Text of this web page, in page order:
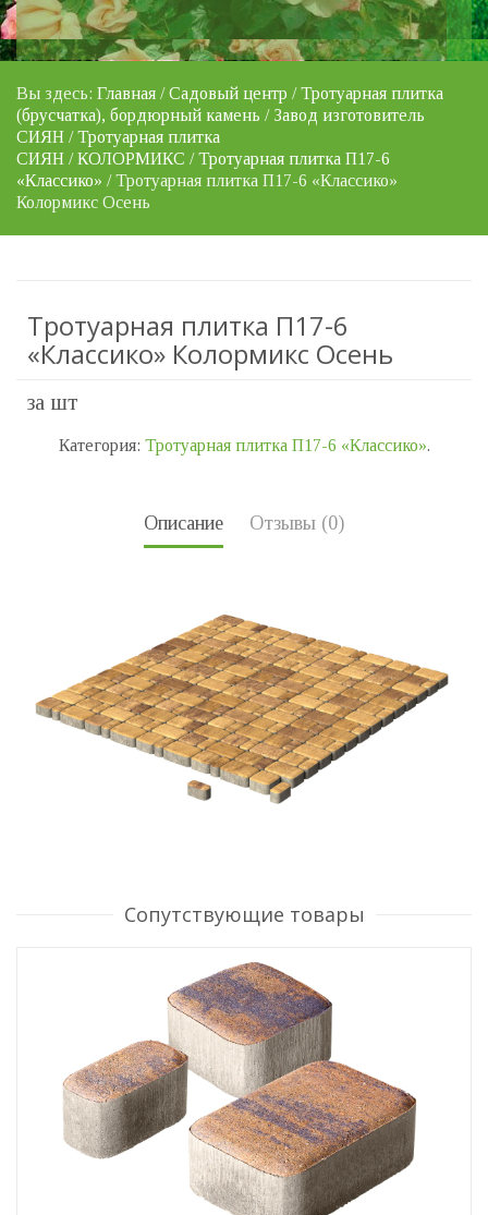
Вы здесь: Главная /Садовый центр /Тротуарная плитка
(брусчатка), бордюрный камень / Завод изготовитель
СИЯН /Тротуарная плитка
СИЯН /КОЛОРМИКС /Тротуарная плитка П17-6
«Классико» / Тротуарная плитка П17-6 «Классико»
Колормикс Осень
Тротуарная плитка П17-6
«Классико» Колормикс Осень
за шт
Категория: Тротуарная плитка П17-6 «Классико».
Описание Отзывы (0)
Сопутствующие товары